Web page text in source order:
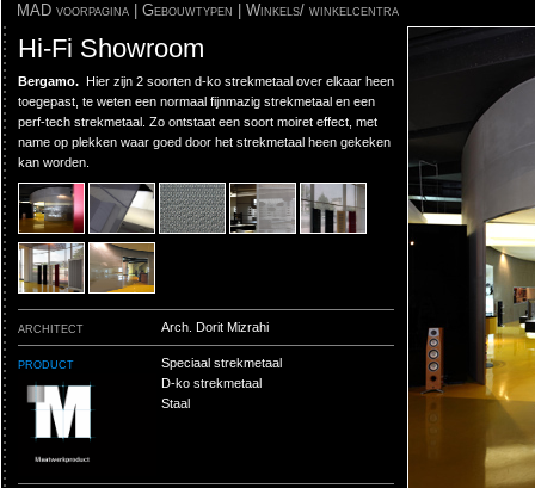
MAD voorpagina Gebouwtypen Winkels/ winkelcentra
Hi-Fi Showroom
Bergamo. Hier zijn 2 soorten d-ko strekmetaal over elkaar heen
toegepast, te weten een normaal fijnmazig strekmetaal en een
perf-tech strekmetaal. Zo ontstaat een soort moiret effect, met
name op plekken waar goed door het strekmetaal heen gekeken
kan worden.
architect Arch. Dorit Mizrahi
product
Speciaal strekmetaal
D-ko strekmetaal
Staal